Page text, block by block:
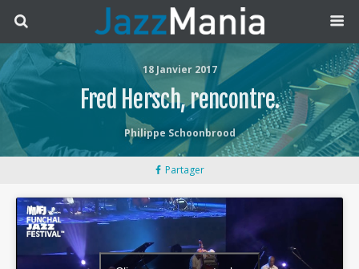
18 Janvier 2017
Fred Hersch, rencontre.
Philippe Schoonbrood
Partager